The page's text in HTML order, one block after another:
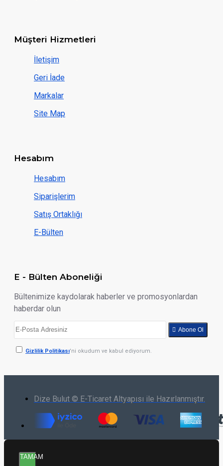
Müşteri Hizmetleri
İletişim
Geri İade
Markalar
Site Map
Hesabım
Hesabım
Siparişlerim
Satış Ortaklığı
E-Bülten
E - Bülten Aboneliği
Bültenimize kaydolarak haberler ve promosyonlardan
haberdar olun
Abone Ol
Gizlilik Politikası'ni okudum ve kabul ediyorum.
Dize Bulut © E-Ticaret Altyapısı ile Hazırlanmıştır.
TAMAM